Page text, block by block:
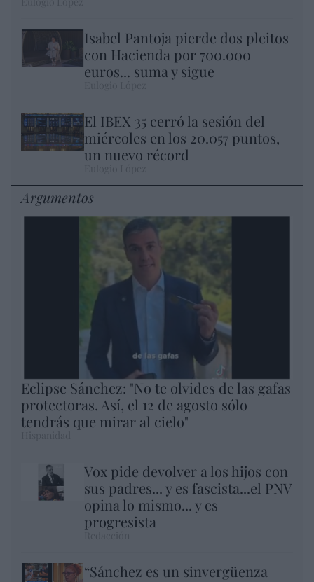
Isabel Pantoja pierde dos pleitos
con Hacienda por 700.000
euros... suma y sigue
El IBEX 35 cerró la sesión del
miércoles en los 20.057 puntos,
un nuevo récord
Argumentos
Eclipse Sánchez: "No te olvides de las gafas
protectoras. Así, el 12 de agosto sólo
tendrás que mirar al cielo"
Vox pide devolver a los hijos con
sus padres... y es fascista...el PNV
opina lo mismo... y es
progresista
“Sánchez es un sinvergüenza